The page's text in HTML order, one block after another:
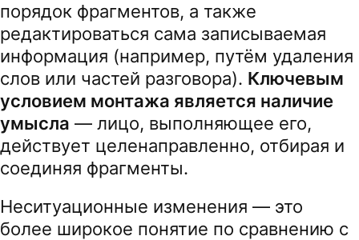
порядок фрагментов, а также
редактироваться сама записываемая
информация (например, путём удаления
слов или частей разговора). Ключевым
условием монтажа является наличие
умысла — лицо, выполняющее его,
действует целенаправленно, отбирая и
соединяя фрагменты.
Неситуационные изменения — это
более широкое понятие по сравнению с